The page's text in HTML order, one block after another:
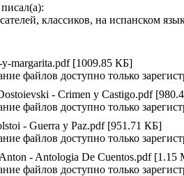
классиков, на испанском
y-margarita.pdf [1009.85 КБ]
файлов доступно только
- Crimen y Castigo.pdf
файлов доступно только
- Guerra y Paz.pdf [951.71 КБ]
файлов доступно только
- Antologia De Cuentos.pdf [1.15
файлов доступно только